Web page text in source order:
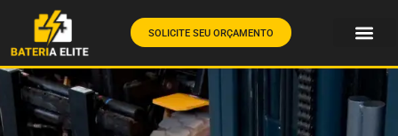
SOLICITE SEU ORÇAMENTO